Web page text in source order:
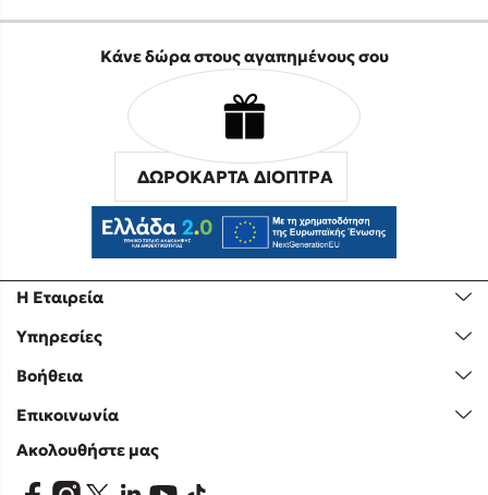
Η Εταιρεία
Υπηρεσίες
Βοήθεια
Επικοινωνία
Κάνε δώρα στους αγαπημένους σου
ΔΩΡΟΚΑΡΤΑ ΔΙΟΠΤΡΑ
Ακολουθήστε μας